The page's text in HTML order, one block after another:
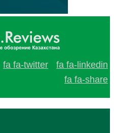
fa fa-twitter
fa fa-linkedin
fa fa-share